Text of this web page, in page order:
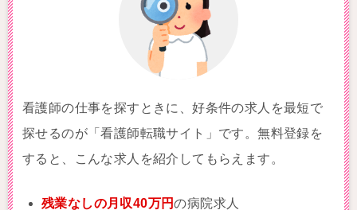
看護師の仕事を探すときに、好条件の求人を最短で
探せるのが「看護師転職サイト」です。無料登録を
すると、こんな求人を紹介してもらえます。
残業なしの月収40万円の病院求人